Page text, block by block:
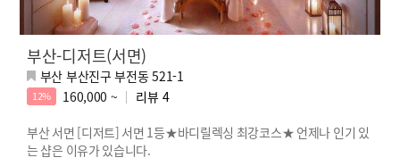
부산-디저트(서면)
부산 부산진구 부전동 521-1
12% 160,000 ~ 리뷰 4
부산 서면 [디저트] 서면 1등★바디릴렉싱 최강코스★ 언제나 인기 있
는 샵은 이유가 있습니다.